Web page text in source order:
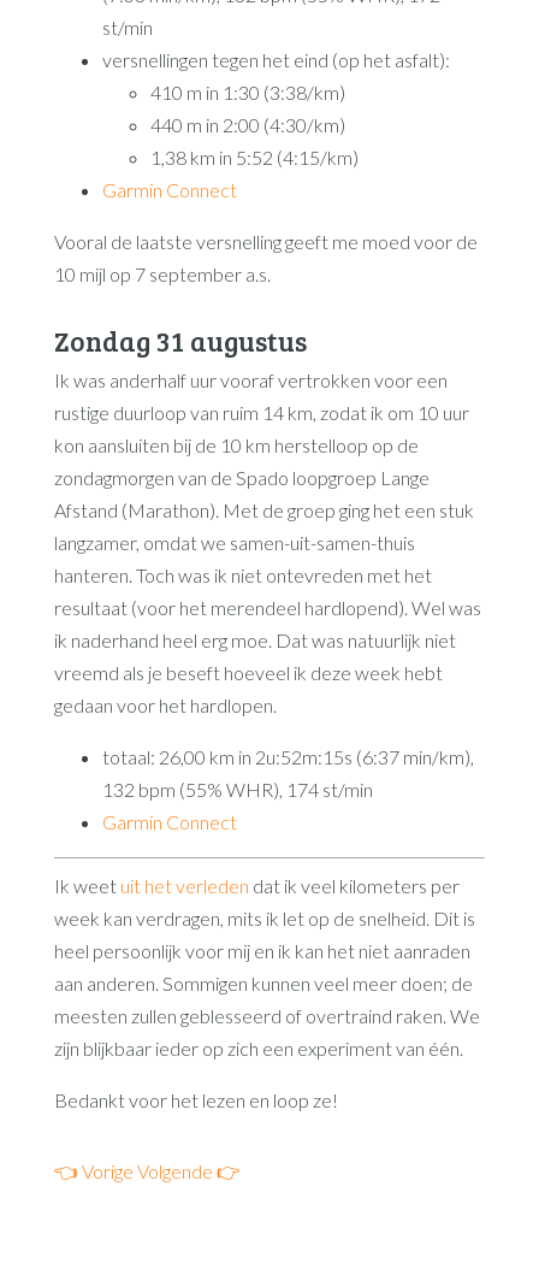
st/min
versnellingen tegen het eind (op het asfalt):
410 m in 1:30 (3:38/km)
440 m in 2:00 (4:30/km)
1,38 km in 5:52 (4:15/km)
Garmin Connect
Vooral de laatste versnelling geeft me moed voor de
10 mijl op 7 september a.s.
Zondag 31 augustus
Ik was anderhalf uur vooraf vertrokken voor een
rustige duurloop van ruim 14 km, zodat ik om 10 uur
kon aansluiten bij de 10 km herstelloop op de
zondagmorgen van de Spado loopgroep Lange
Afstand (Marathon). Met de groep ging het een stuk
langzamer, omdat we samen-uit-samen-thuis
hanteren. Toch was ik niet ontevreden met het
resultaat (voor het merendeel hardlopend). Wel was
ik naderhand heel erg moe. Dat was natuurlijk niet
vreemd als je beseft hoeveel ik deze week hebt
gedaan voor het hardlopen.
totaal: 26,00 km in 2u:52m:15s (6:37 min/km),
132 bpm (55% WHR), 174 st/min
Garmin Connect
Ik weet uit het verleden dat ik veel kilometers per
week kan verdragen, mits ik let op de snelheid. Dit is
heel persoonlijk voor mij en ik kan het niet aanraden
aan anderen. Sommigen kunnen veel meer doen; de
meesten zullen geblesseerd of overtraind raken. We
zijn blijkbaar ieder op zich een experiment van één.
Bedankt voor het lezen en loop ze!
👈 Vorige Volgende 👉